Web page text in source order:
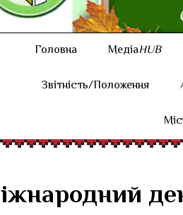
Головна МедіаHUB
Звітність/Положення